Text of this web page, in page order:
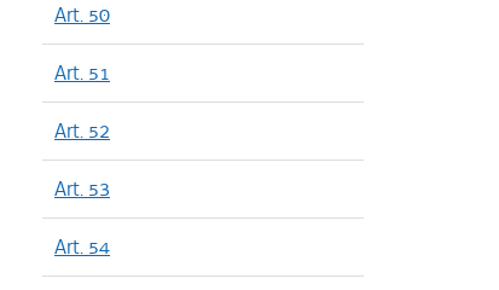
Art. 50
Art. 51
Art. 52
Art. 53
Art. 54